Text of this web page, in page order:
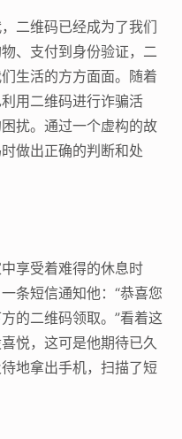
二维码已经成为了我们
、支付到身份验证，二
生活的方方面面。随着
用二维码进行诈骗活
扰。通过一个虚构的故
做出正确的判断和处
享受着难得的休息时
条短信通知他：“恭喜您
的二维码领取。”看着这
悦，这可是他期待已久
地拿出手机，扫描了短